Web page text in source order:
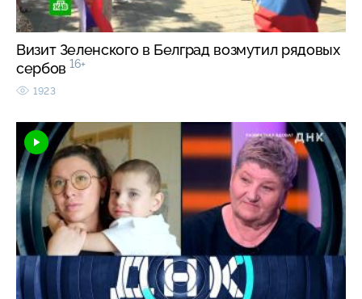
Визит Зеленского в Белград возмутил рядовых
сербов 16+
1923